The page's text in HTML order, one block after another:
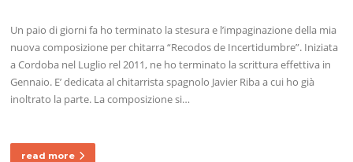
Un paio di giorni fa ho terminato la stesura e l’impaginazione della mia
nuova composizione per chitarra “Recodos de Incertidumbre”. Iniziata
a Cordoba nel Luglio rel 2011, ne ho terminato la scrittura effettiva in
Gennaio. E’ dedicata al chitarrista spagnolo Javier Riba a cui ho già
inoltrato la parte. La composizione si…
read more